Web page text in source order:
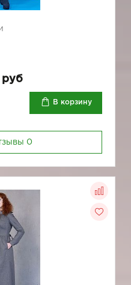
руб
В корзину
0